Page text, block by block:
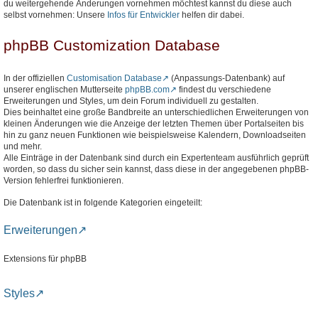
du weitergehende Änderungen vornehmen möchtest kannst du diese auch
selbst vornehmen: Unsere Infos für Entwickler helfen dir dabei.
phpBB Customization Database
In der offiziellen Customisation Database
(Anpassungs-Datenbank) auf
unserer englischen Mutterseite phpBB.com
findest du verschiedene
Erweiterungen und Styles, um dein Forum individuell zu gestalten.
Dies beinhaltet eine große Bandbreite an unterschiedlichen Erweiterungen von
kleinen Änderungen wie die Anzeige der letzten Themen über Portalseiten bis
hin zu ganz neuen Funktionen wie beispielsweise Kalendern, Downloadseiten
und mehr.
Alle Einträge in der Datenbank sind durch ein Expertenteam ausführlich geprüft
worden, so dass du sicher sein kannst, dass diese in der angegebenen phpBB-
Version fehlerfrei funktionieren.
Die Datenbank ist in folgende Kategorien eingeteilt:
Erweiterungen
Extensions für phpBB
Styles